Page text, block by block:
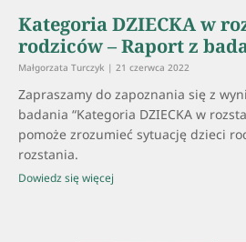
Kategoria DZIECKA w
rodziców – Raport z
Małgorzata Turczyk 21 czerwca 2022
Zapraszamy do zapoznania się z
badania “Kategoria DZIECKA w
pomoże zrozumieć sytuację dzieci
rozstania.
Dowiedz się więcej